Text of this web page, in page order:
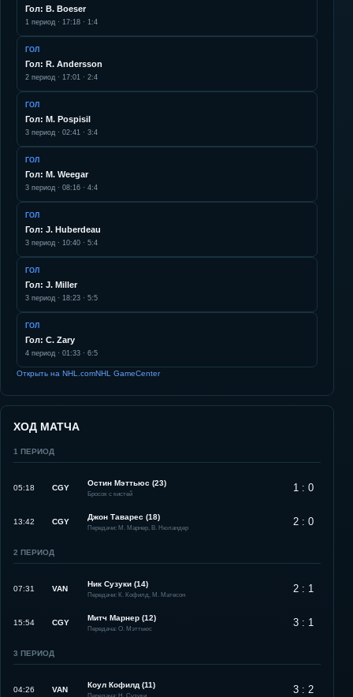
Гол: B. Boeser
1 период · 17:18 · 1:4
ГОЛ
Гол: R. Andersson
2 период · 17:01 · 2:4
ГОЛ
Гол: M. Pospisil
3 период · 02:41 · 3:4
ГОЛ
Гол: M. Weegar
3 период · 08:16 · 4:4
ГОЛ
Гол: J. Huberdeau
3 период · 10:40 · 5:4
ГОЛ
Гол: J. Miller
3 период · 18:23 · 5:5
ГОЛ
Гол: C. Zary
4 период · 01:33 · 6:5
Открыть на NHL.comNHL GameCenter
ХОД МАТЧА
1 ПЕРИОД
05:18 CGY
Остин Мэттьюс (23)
Бросок с кистей 1 : 0
13:42 CGY
Джон Таварес (18)
Передачи: М. Марнер, В. Нюландер 2 : 0
2 ПЕРИОД
07:31 VAN
Ник Сузуки (14)
Передачи: К. Кофилд, М. Матесон 2 : 1
15:54 CGY
Митч Марнер (12)
Передача: О. Мэттьюс 3 : 1
3 ПЕРИОД
04:26 VAN
Коул Кофилд (11) 3 : 2